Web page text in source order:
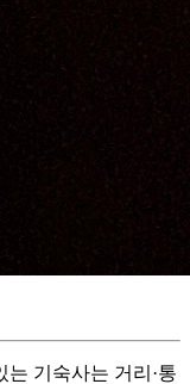
기숙사는 거리·통